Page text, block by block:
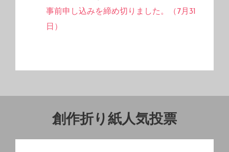
事前申し込みを締め切りました。（7月31
日）
創作折り紙人気投票